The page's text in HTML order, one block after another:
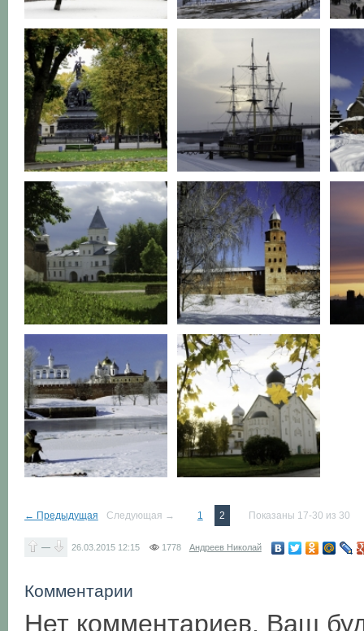
← Предыдущая Следующая → 1 2 Показаны 17-30 из 30
— 26.03.2015 12:15 1778 Андреев Николай
Комментарии
Нет комментариев. Ваш